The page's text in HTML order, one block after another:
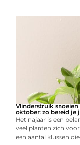
Vlinderstruik
oktober: zo bereid je
Het najaar is een
veel planten zich
een aantal klussen